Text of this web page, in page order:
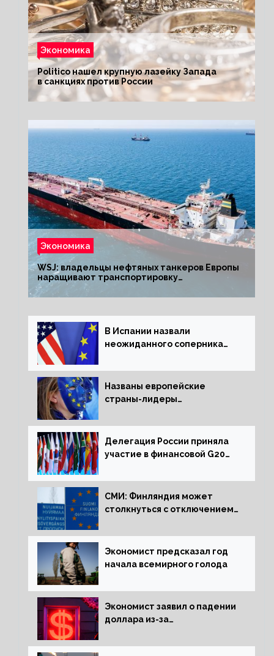
Экономика
Politico нашел крупную лазейку Запада
в санкциях против России
Экономика
WSJ: владельцы нефтяных танкеров Европы
наращивают транспортировку
из РФ до санкций
В Испании назвали
неожиданного соперника
Названы европейские
страны-лидеры
активов
Делегация России приняла
участие в финансовой G20
СМИ: Финляндия может
столкнуться с отключением
Экономист предсказал год
начала всемирного голода
Экономист заявил о падении
доллара из-за